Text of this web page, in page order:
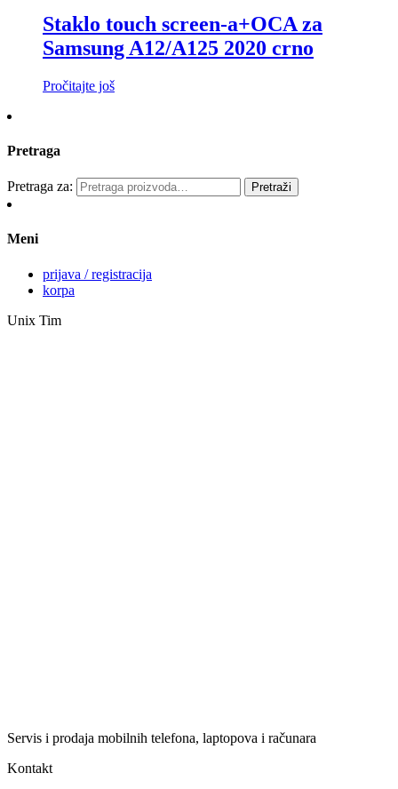
Staklo touch screen-a+OCA za
Samsung A12/A125 2020 crno
Pročitajte još
Pretraga
Pretraga za: Pretraži
Meni
prijava / registracija
korpa
Unix Tim
Servis i prodaja mobilnih telefona, laptopova i računara
Kontakt